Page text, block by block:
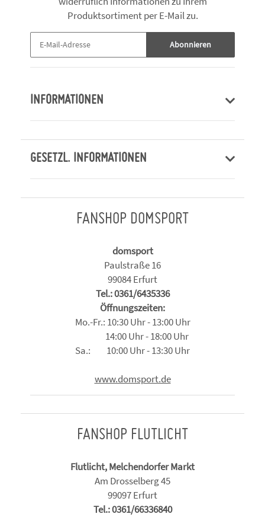
Produktsortiment per E-Mail zu.
Abonnieren
INFORMATIONEN
GESETZL. INFORMATIONEN
FANSHOP DOMSPORT
domsport
Paulstraße 16
99084 Erfurt
Tel.: 0361/6435336
Öffnungszeiten:
Mo.-Fr.: 10:30 Uhr - 13:00 Uhr
14:00 Uhr - 18:00 Uhr
Sa.: 10:00 Uhr - 13:30 Uhr
www.domsport.de
FANSHOP FLUTLICHT
Flutlicht, Melchendorfer Markt
Am Drosselberg 45
99097 Erfurt
Tel.: 0361/66336840